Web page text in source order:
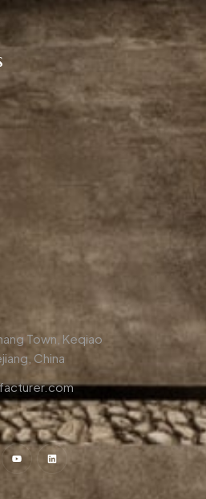
Town, Keqiao
China